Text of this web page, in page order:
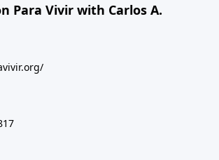
Para Vivir with Carlos A.